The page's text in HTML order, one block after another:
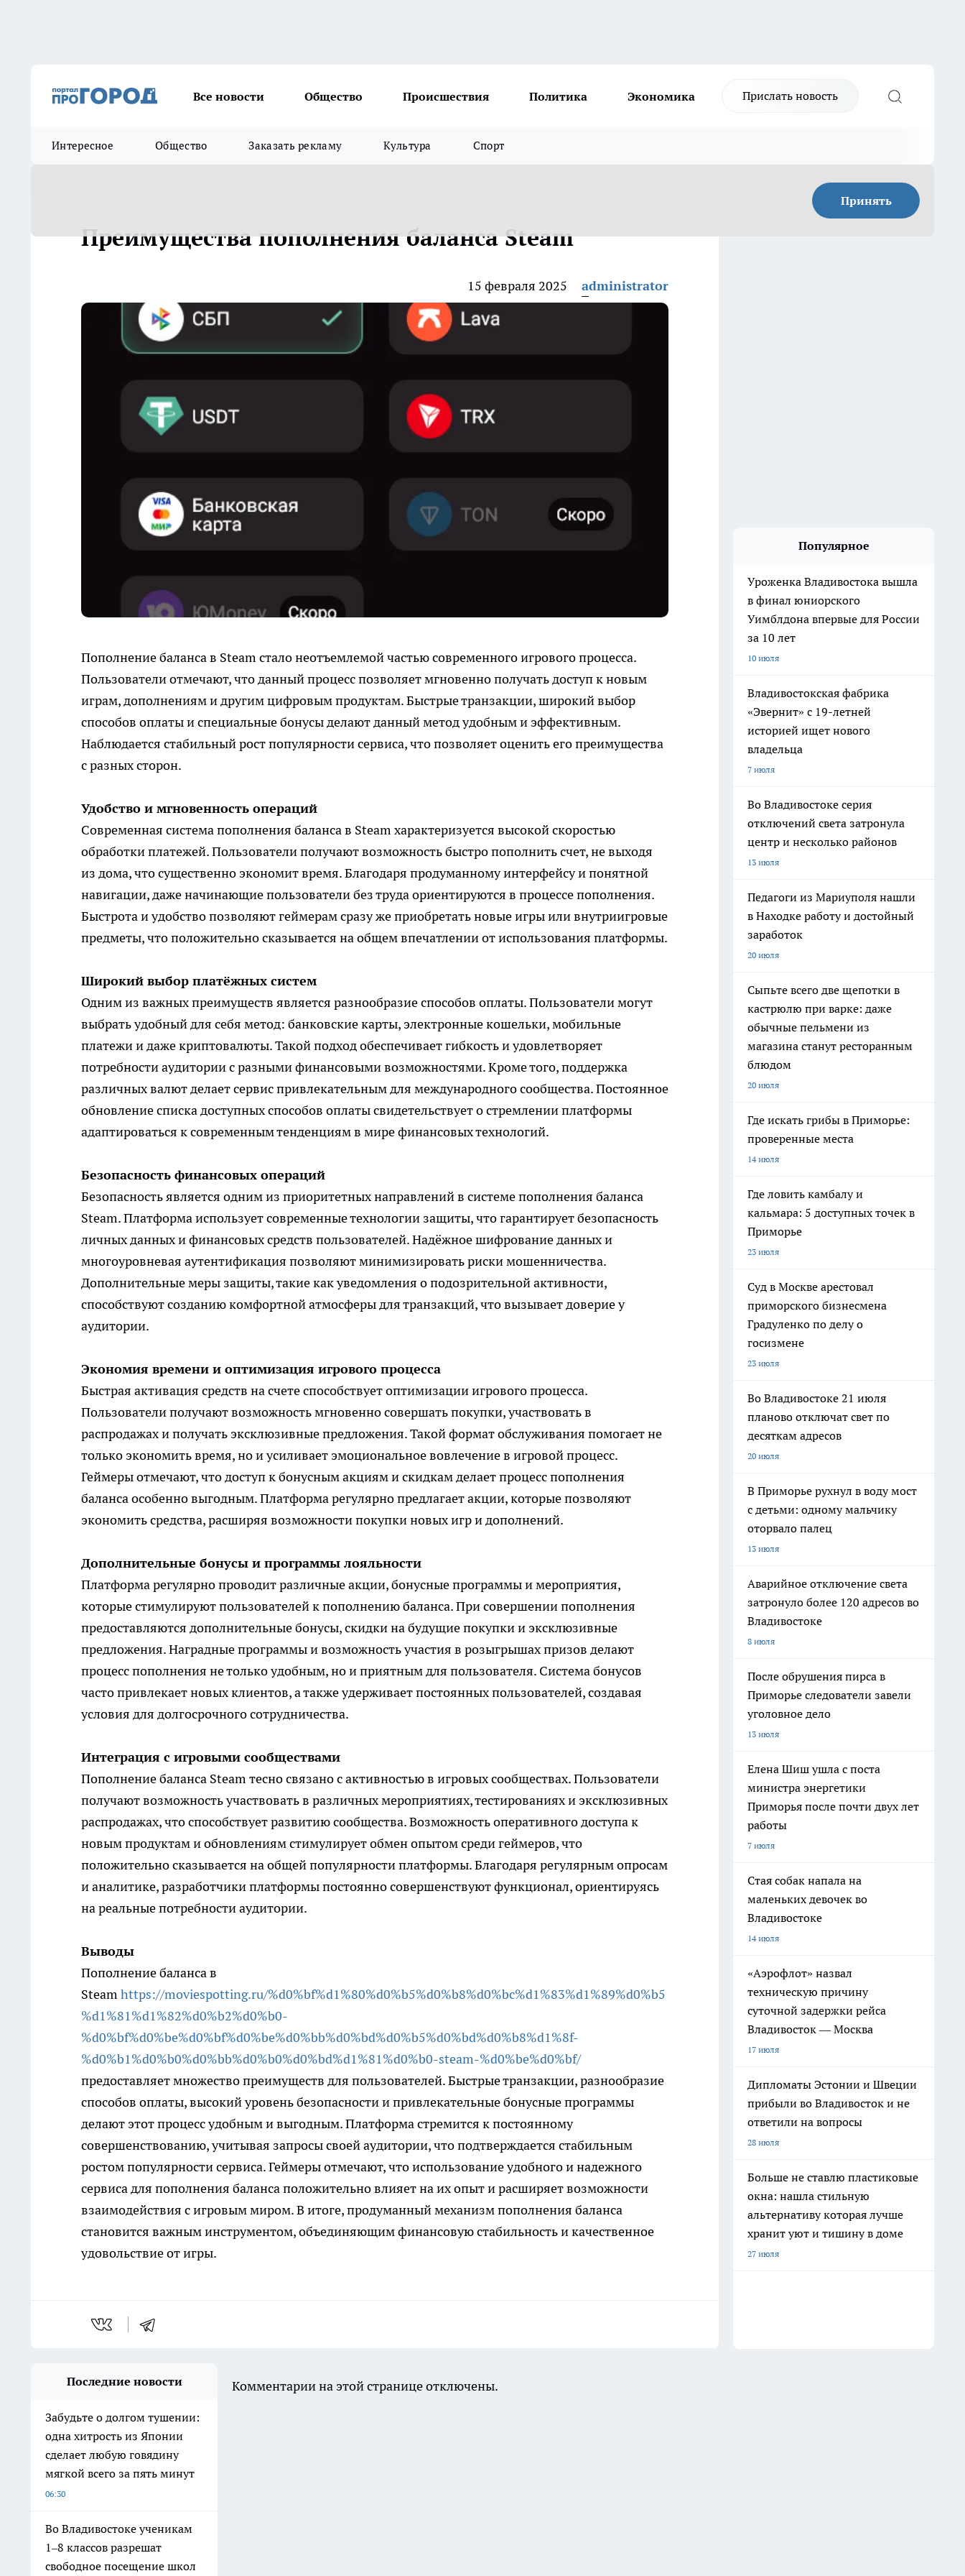
Все новости Общество Происшествия Политика Экономика Прислать новость
Интересное Общество Заказать рекламу Культура Спорт
Принять
Преимущества пополнения баланса Steam
15 февраля 2025 administrator
Пополнение баланса в Steam стало неотъемлемой частью современного игрового процесса.
Пользователи отмечают, что данный процесс позволяет мгновенно получать доступ к новым
играм, дополнениям и другим цифровым продуктам. Быстрые транзакции, широкий выбор
способов оплаты и специальные бонусы делают данный метод удобным и эффективным.
Наблюдается стабильный рост популярности сервиса, что позволяет оценить его преимущества
с разных сторон.
Удобство и мгновенность операций
Современная система пополнения баланса в Steam характеризуется высокой скоростью
обработки платежей. Пользователи получают возможность быстро пополнить счет, не выходя
из дома, что существенно экономит время. Благодаря продуманному интерфейсу и понятной
навигации, даже начинающие пользователи без труда ориентируются в процессе пополнения.
Быстрота и удобство позволяют геймерам сразу же приобретать новые игры или внутриигровые
предметы, что положительно сказывается на общем впечатлении от использования платформы.
Широкий выбор платёжных систем
Одним из важных преимуществ является разнообразие способов оплаты. Пользователи могут
выбрать удобный для себя метод: банковские карты, электронные кошельки, мобильные
платежи и даже криптовалюты. Такой подход обеспечивает гибкость и удовлетворяет
потребности аудитории с разными финансовыми возможностями. Кроме того, поддержка
различных валют делает сервис привлекательным для международного сообщества. Постоянное
обновление списка доступных способов оплаты свидетельствует о стремлении платформы
адаптироваться к современным тенденциям в мире финансовых технологий.
Безопасность финансовых операций
Безопасность является одним из приоритетных направлений в системе пополнения баланса
Steam. Платформа использует современные технологии защиты, что гарантирует безопасность
личных данных и финансовых средств пользователей. Надёжное шифрование данных и
многоуровневая аутентификация позволяют минимизировать риски мошенничества.
Дополнительные меры защиты, такие как уведомления о подозрительной активности,
способствуют созданию комфортной атмосферы для транзакций, что вызывает доверие у
аудитории.
Экономия времени и оптимизация игрового процесса
Быстрая активация средств на счете способствует оптимизации игрового процесса.
Пользователи получают возможность мгновенно совершать покупки, участвовать в
распродажах и получать эксклюзивные предложения. Такой формат обслуживания помогает не
только экономить время, но и усиливает эмоциональное вовлечение в игровой процесс.
Геймеры отмечают, что доступ к бонусным акциям и скидкам делает процесс пополнения
баланса особенно выгодным. Платформа регулярно предлагает акции, которые позволяют
экономить средства, расширяя возможности покупки новых игр и дополнений.
Дополнительные бонусы и программы лояльности
Платформа регулярно проводит различные акции, бонусные программы и мероприятия,
которые стимулируют пользователей к пополнению баланса. При совершении пополнения
предоставляются дополнительные бонусы, скидки на будущие покупки и эксклюзивные
предложения. Наградные программы и возможность участия в розыгрышах призов делают
процесс пополнения не только удобным, но и приятным для пользователя. Система бонусов
часто привлекает новых клиентов, а также удерживает постоянных пользователей, создавая
условия для долгосрочного сотрудничества.
Интеграция с игровыми сообществами
Пополнение баланса Steam тесно связано с активностью в игровых сообществах. Пользователи
получают возможность участвовать в различных мероприятиях, тестированиях и эксклюзивных
распродажах, что способствует развитию сообщества. Возможность оперативного доступа к
новым продуктам и обновлениям стимулирует обмен опытом среди геймеров, что
положительно сказывается на общей популярности платформы. Благодаря регулярным опросам
и аналитике, разработчики платформы постоянно совершенствуют функционал, ориентируясь
на реальные потребности аудитории.
Выводы
Пополнение баланса в
Steamhttps://moviespotting.ru/%d0%bf%d1%80%d0%b5%d0%b8%d0%bc%d1%83%d1%89%d0%b5
%d1%81%d1%82%d0%b2%d0%b0-
%d0%bf%d0%be%d0%bf%d0%be%d0%bb%d0%bd%d0%b5%d0%bd%d0%b8%d1%8f-
%d0%b1%d0%b0%d0%bb%d0%b0%d0%bd%d1%81%d0%b0-steam-%d0%be%d0%bf/
предоставляет множество преимуществ для пользователей. Быстрые транзакции, разнообразие
способов оплаты, высокий уровень безопасности и привлекательные бонусные программы
делают этот процесс удобным и выгодным. Платформа стремится к постоянному
совершенствованию, учитывая запросы своей аудитории, что подтверждается стабильным
ростом популярности сервиса. Геймеры отмечают, что использование удобного и надежного
сервиса для пополнения баланса положительно влияет на их опыт и расширяет возможности
взаимодействия с игровым миром. В итоге, продуманный механизм пополнения баланса
становится важным инструментом, объединяющим финансовую стабильность и качественное
удовольствие от игры.
Популярное
Уроженка Владивостока вышла
в финал юниорского
Уимблдона впервые для России
за 10 лет
10 июля
Владивостокская фабрика
«Эвернит» с 19-летней
историей ищет нового
владельца
7 июля
Во Владивостоке серия
отключений света затронула
центр и несколько районов
13 июля
Педагоги из Мариуполя нашли
в Находке работу и достойный
заработок
20 июля
Сыпьте всего две щепотки в
кастрюлю при варке: даже
обычные пельмени из
магазина станут ресторанным
блюдом
20 июля
Где искать грибы в Приморье:
проверенные места
14 июля
Где ловить камбалу и
кальмара: 5 доступных точек в
Приморье
23 июля
Суд в Москве арестовал
приморского бизнесмена
Градуленко по делу о
госизмене
23 июля
Во Владивостоке 21 июля
планово отключат свет по
десяткам адресов
20 июля
В Приморье рухнул в воду мост
с детьми: одному мальчику
оторвало палец
13 июля
Аварийное отключение света
затронуло более 120 адресов во
Владивостоке
8 июля
После обрушения пирса в
Приморье следователи завели
уголовное дело
13 июля
Елена Шиш ушла с поста
министра энергетики
Приморья после почти двух лет
работы
7 июля
Стая собак напала на
маленьких девочек во
Владивостоке
14 июля
«Аэрофлот» назвал
техническую причину
суточной задержки рейса
Владивосток — Москва
17 июля
Дипломаты Эстонии и Швеции
прибыли во Владивосток и не
ответили на вопросы
28 июля
Больше не ставлю пластиковые
окна: нашла стильную
альтернативу которая лучше
хранит уют и тишину в доме
27 июля
Последние новости
Забудьте о долгом тушении:
одна хитрость из Японии
сделает любую говядину
мягкой всего за пять минут
06:30
Во Владивостоке ученикам
1–8 классов разрешат
свободное посещение школ
Комментарии на этой странице отключены.